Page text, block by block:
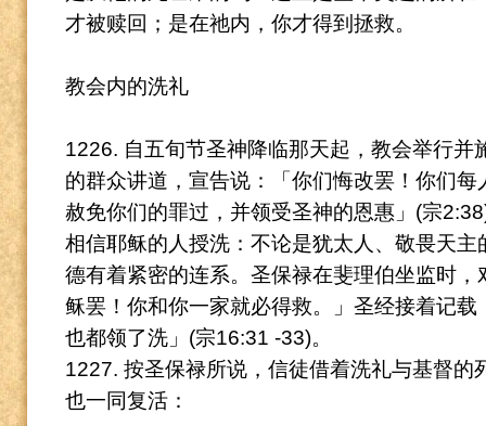
才被赎回；是在祂内，你才得到拯救。
教会内的洗礼
1226. 自五旬节圣神降临那天起，教会举行并
的群众讲道，宣告说：「你们悔改罢！你们
赦免你们的罪过，并领受圣神的恩惠」(宗
相信耶稣的人授洗：不论是犹太人、敬畏天主
德有着紧密的连系。圣保禄在斐理伯坐监时
稣罢！你和你一家就必得救。」圣经接着记
也都领了洗」(宗16:31 -33)。
1227. 按圣保禄所说，信徒借着洗礼与基督的
也一同复活：